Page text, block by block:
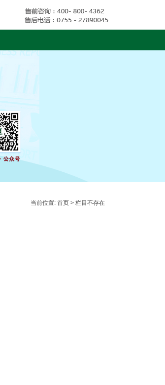
当前位置: 首页 > 栏目不存在